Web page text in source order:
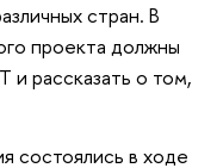
стран. В
проекта должны
рассказать о том,
состоялись в ходе